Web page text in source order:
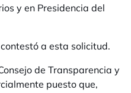
y en Presidencia del
a esta solicitud.
de Transparencia y
puesto que,